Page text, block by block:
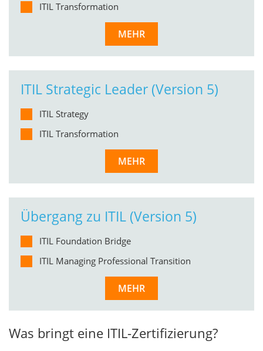
ITIL Transformation
MEHR
ITIL Strategic Leader (Version 5)
ITIL Strategy
ITIL Transformation
MEHR
Übergang zu ITIL (Version 5)
ITIL Foundation Bridge
ITIL Managing Professional Transition
MEHR
Was bringt eine ITIL-Zertifizierung?